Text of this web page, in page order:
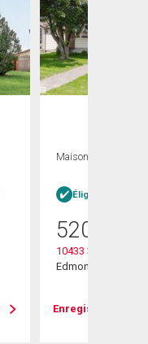
Maison
Éligible Louer
520 000
10433 32a Avenue
Edmonton, AB
Enregistrer